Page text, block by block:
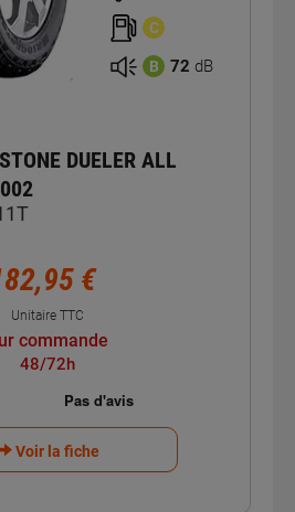
C
B 72 dB
DUELER ALL
€
Unitaire TTC
commande
48/72h
Voir la fiche